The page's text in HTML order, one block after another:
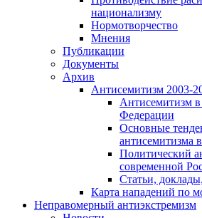
национализму
Нормотворчество
Мнения
Публикации
Документы
Архив
Антисемитизм 2003-
Антисемитизм в
Федерации
Основные
антисемитизма
Политический
современной
Статьи,
Карта нападений по
Неправомерный антиэкстремизм